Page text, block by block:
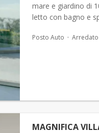
mare e giardino di
letto con bagno e
Posto Auto Arredato
MAGNIFICA